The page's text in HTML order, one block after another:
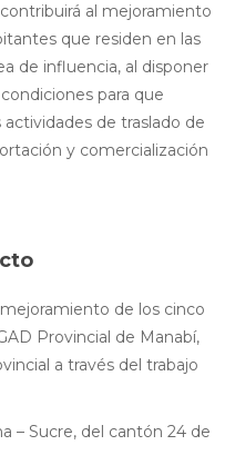
al mejoramiento
que residen en las
de influencia, al disponer
para que
de traslado de
y comercialización
de los cinco
Provincial de Manabí,
a través del trabajo
– Sucre, del cantón 24 de